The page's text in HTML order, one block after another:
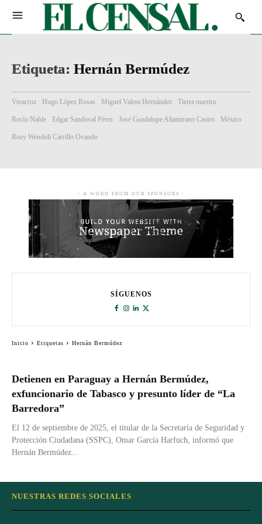
Etiqueta: Hernán Bermúdez
Veracruz Hugo López Rosas Miguel Valera Hernández Tierra nuestra
Rocío Nahle Edgar Sandoval Pérez José Guadalupe Altamirano Castro México
Rosy Wendoli Carrillo Ovando
Detienen en Paraguay a Hernán Bermúdez,
exfuncionario de Tabasco y presunto líder de “La
Barredora”
El 12 de septiembre de 2025, el titular de la Secretaría de Seguridad y
Protección Ciudadana (SSPC), Omar García Harfuch, informó que
Hernán Bermúdez...
- A WORD FROM OUR SPONSORS -
SÍGUENOS
Inicio Etiquetas Hernán Bermúdez
NUESTRAS REDES SOCIALES